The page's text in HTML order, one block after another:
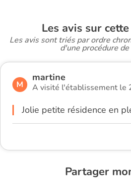
Les avis sur
Les avis sont triés par ordre
d'une procédure
M
martine
A visité l'établissement le
Jolie petite résidence en
Partager